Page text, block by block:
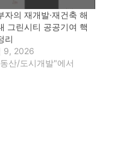
자의 재개발·재건축 해
그린시티 공공기여 핵
리
9, 2026
산/도시개발"에서